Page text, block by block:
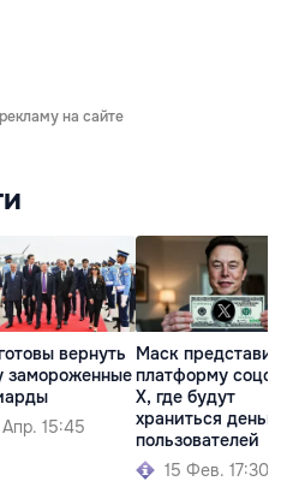
на сайте
вернуть
замороженные
Апр. 15:45
Маск представил
платформу
X, где будут
храниться деньги
пользователей
15 Фев. 17:30